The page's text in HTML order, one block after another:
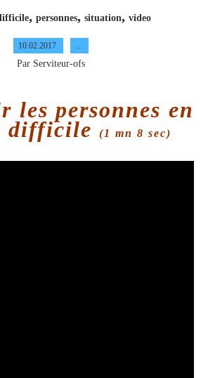
, personnes, situation, video
10.02.2017
Par Serviteur-ofs
les personnes en
difficile (1 mn 8 sec)